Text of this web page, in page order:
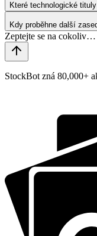
Které technologické
Kdy proběhne další
StockBot zná 80,000+